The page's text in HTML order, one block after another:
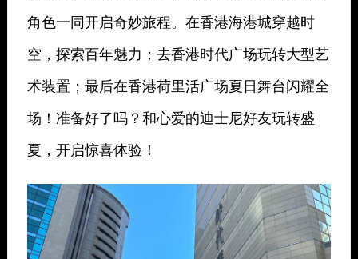
角色一同开启奇妙旅程。在香港海港城穿越时
空，探索百年魅力；去香港时代广场玩转大型艺
术装置；最后在香港荷里活广场夏日舞台闪耀全
场！准备好了吗？和心爱的迪士尼好友玩转盛
夏，开启惊喜体验！